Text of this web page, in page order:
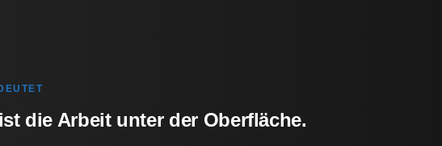
die Arbeit unter der Oberfläche.